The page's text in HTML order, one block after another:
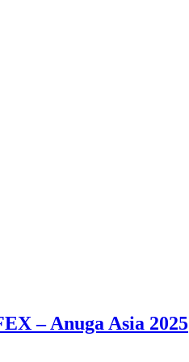
– Anuga Asia 2025